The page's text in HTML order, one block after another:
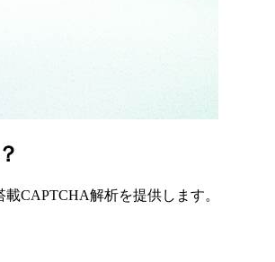
CAPTCHA解析を提供します。